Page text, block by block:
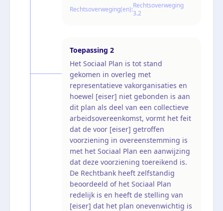
Rechtsoverweging(en):Rechtsoverweging
3.2
Toepassing 2
Het Sociaal Plan is tot stand
gekomen in overleg met
representatieve vakorganisaties en
hoewel [eiser] niet gebonden is aan
dit plan als deel van een collectieve
arbeidsovereenkomst, vormt het feit
dat de voor [eiser] getroffen
voorziening in overeenstemming is
met het Sociaal Plan een aanwijzing
dat deze voorziening toereikend is.
De Rechtbank heeft zelfstandig
beoordeeld of het Sociaal Plan
redelijk is en heeft de stelling van
[eiser] dat het plan onevenwichtig is